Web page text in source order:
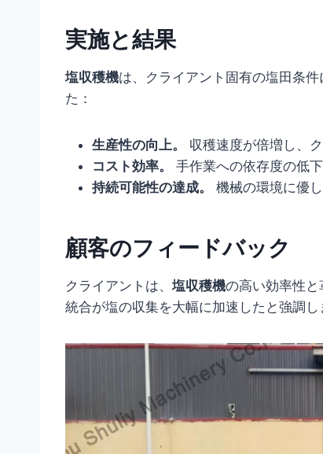
実施と結果
塩収穫機は、クライアント固有の塩田条
た：
生産性の向上。
収穫速度が倍増し、
コスト効率。
手作業への依存度の低
持続可能性の達成。
機械の環境に優
顧客のフィードバック
クライアントは、 塩収穫機の高い効率性
統合が塩の収集を大幅に加速したと強調し